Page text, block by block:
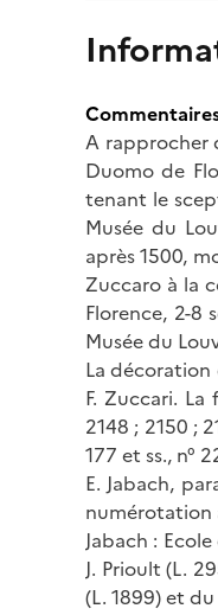
A rapprocher
Duomo de
tenant le
Musée du
après 1500,
Zuccaro à la
Florence, 2-8
Musée du
La décoration
F. Zuccari.
2148 ; 2150 ;
177 et ss., n°
E. Jabach,
numérotation
Jabach :
J. Prioult (L.
(L. 1899) et